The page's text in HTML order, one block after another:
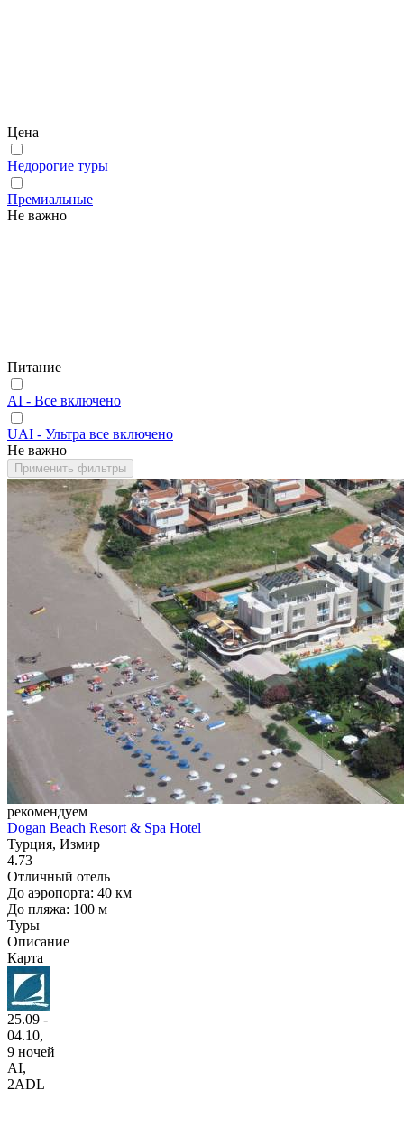
Цена
Недорогие туры
Премиальные
Не важно
Питание
AI - Все включено
UAI - Ультра все включено
Не важно
Применить фильтры
рекомендуем
Dogan Beach Resort & Spa Hotel
Турция, Измир
4.73
Отличный отель
До аэропорта: 40 км
До пляжа: 100 м
Туры
Описание
Карта
25.09 -
04.10,
9 ночей
AI,
2ADL